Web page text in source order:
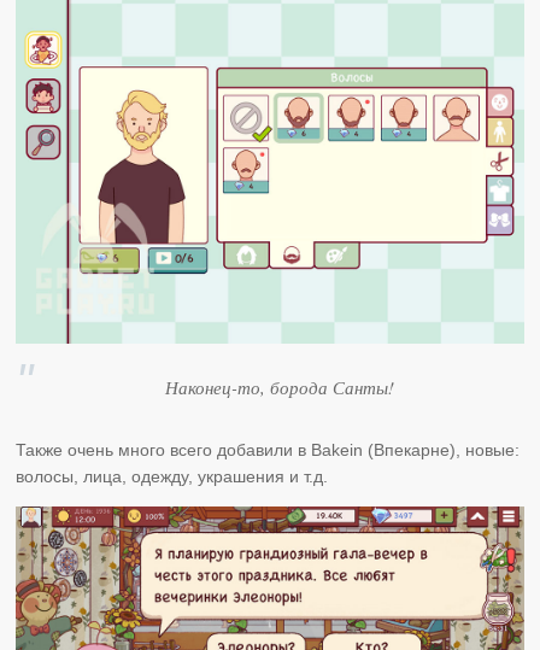
Наконец-то, борода Санты!
Также очень много всего добавили в Bakein (Впекарне), новые:
волосы, лица, одежду, украшения и т.д.